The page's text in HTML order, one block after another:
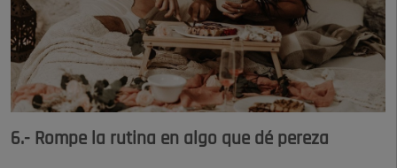
6.- Rompe la rutina en algo que dé pereza